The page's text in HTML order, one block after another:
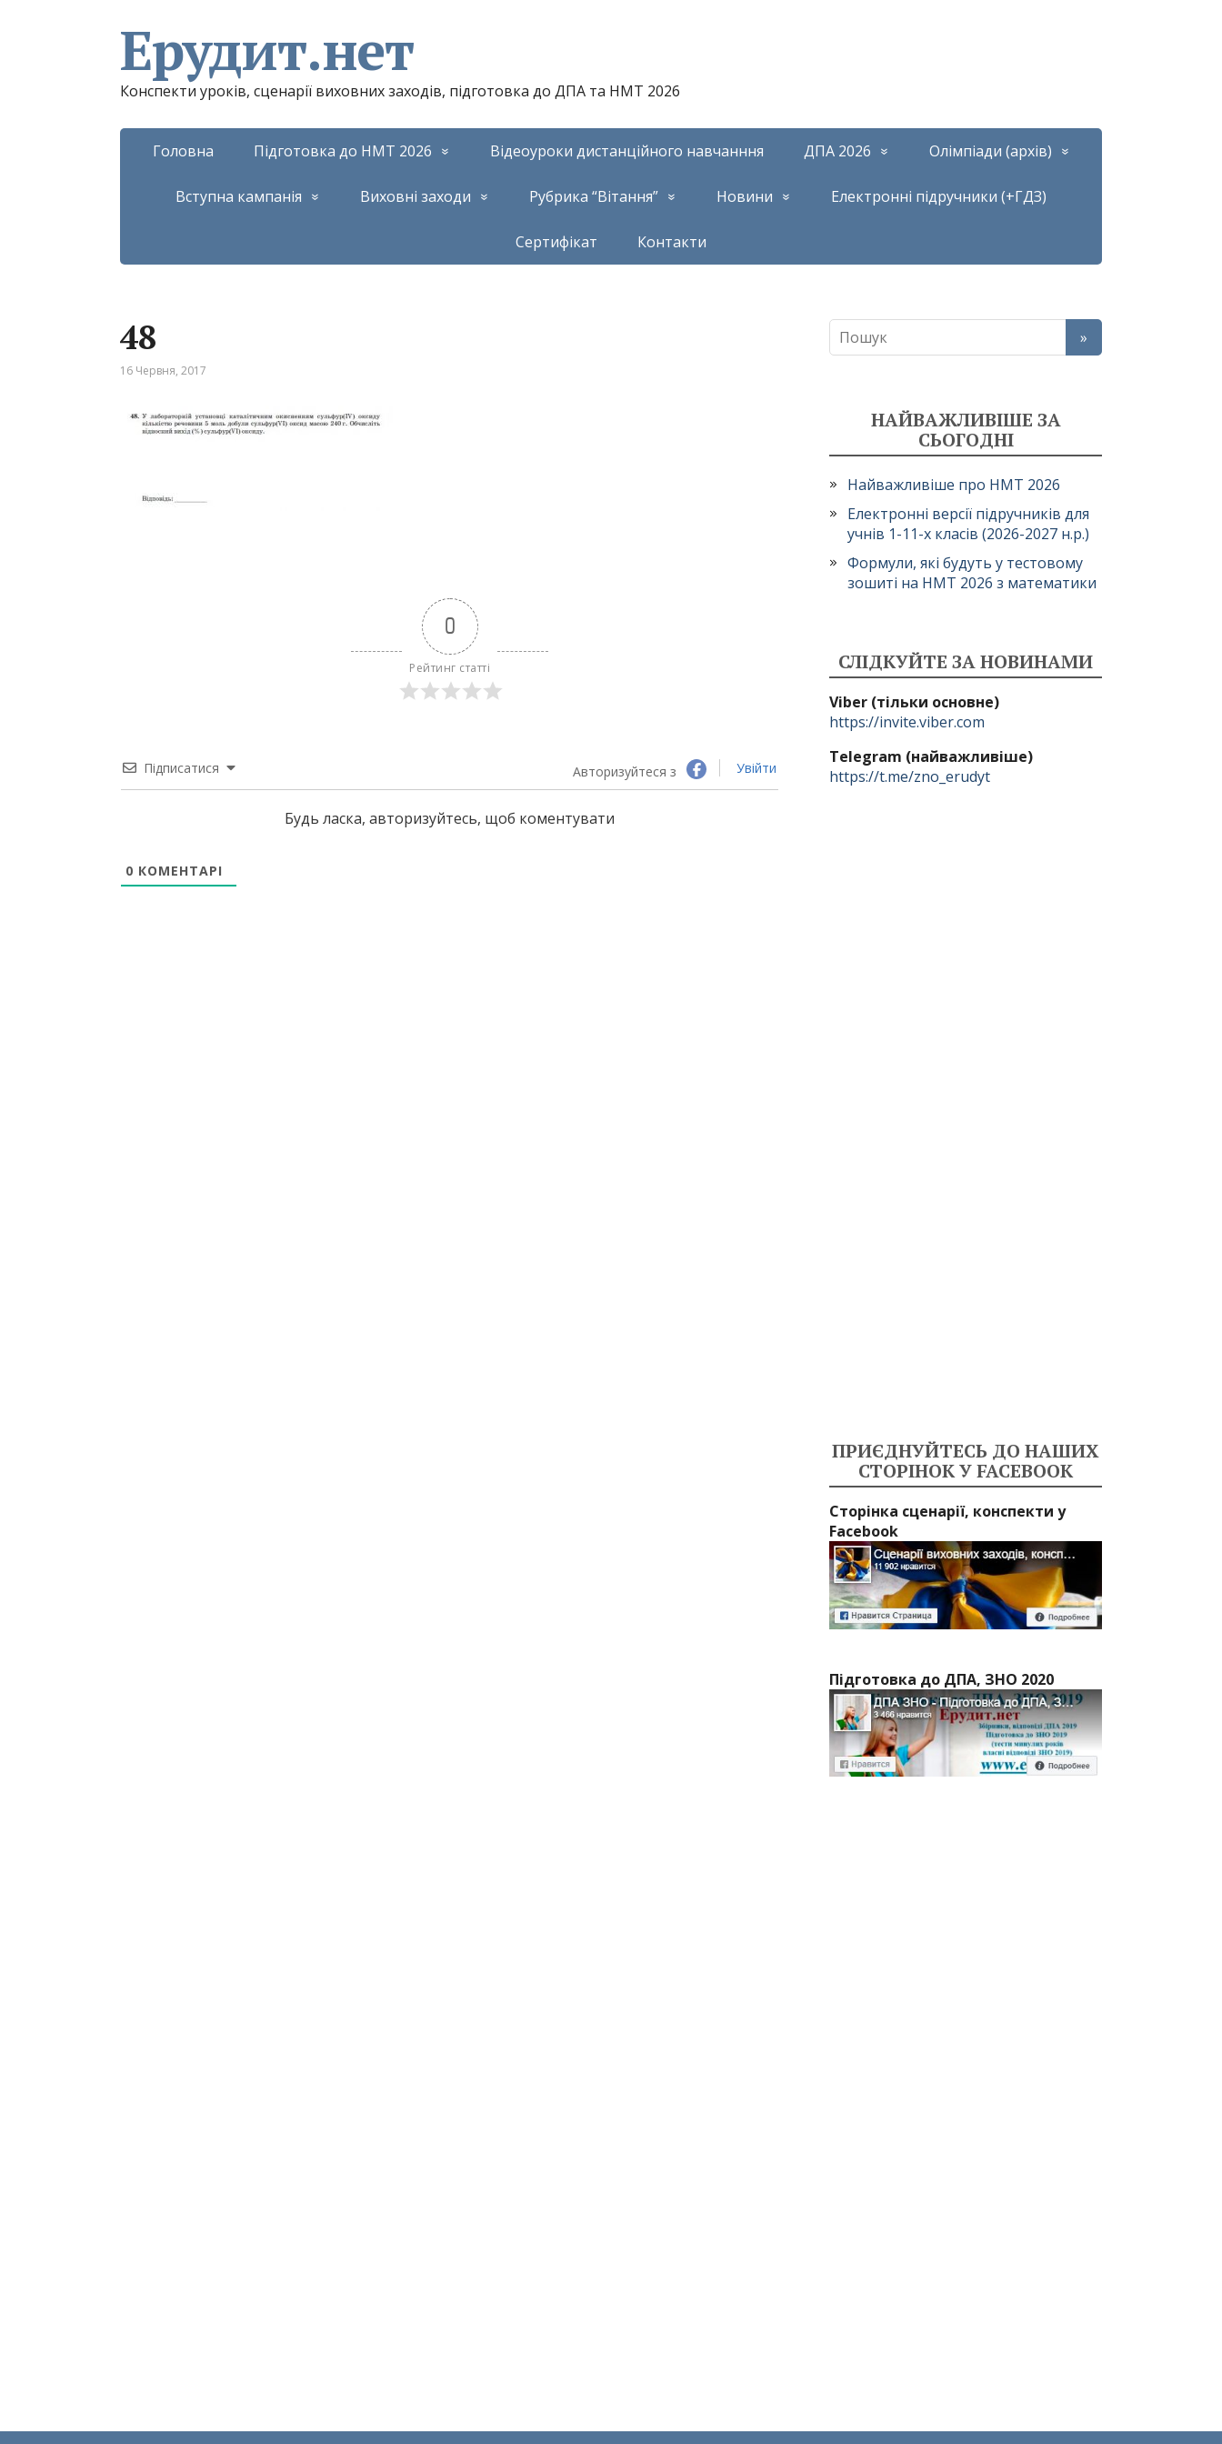
Ерудит.нет
Конспекти уроків, сценарії виховних заходів, підготовка до ДПА та НМТ 2026
Головна Підготовка до НМТ 2026 Відеоуроки дистанційного навчанння ДПА 2026 Олімпіади (архів)
Вступна кампанія Виховні заходи Рубрика “Вітання” Новини Електронні підручники (+ГДЗ)
Сертифікат Контакти
48
16 Червня, 2017
0
Рейтинг статті
Підписатися Авторизуйтеся з Увійти
Будь ласка, авторизуйтесь, щоб коментувати
0 КОМЕНТАРІ
НАЙВАЖЛИВІШЕ ЗА
СЬОГОДНІ
Найважливіше про НМТ 2026
Електронні версії підручників для
учнів 1-11-х класів (2026-2027 н.р.)
Формули, які будуть у тестовому
зошиті на НМТ 2026 з математики
СЛІДКУЙТЕ ЗА НОВИНАМИ
Viber (тільки основне)
https://invite.viber.com
Telegram (найважливіше)
https://t.me/zno_erudyt
ПРИЄДНУЙТЕСЬ ДО НАШИХ
СТОРІНОК У FACEBOOK
Сторінка сценарії, конспекти у
Facebook
Підготовка до ДПА, ЗНО 2020